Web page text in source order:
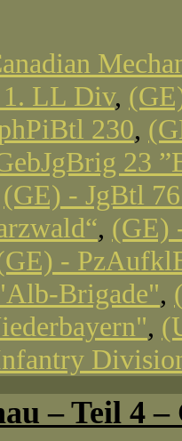
LL Div,
230,
23
(GE) - JgBtl
, (GE)
-
Brigade",
,
– Teil 4